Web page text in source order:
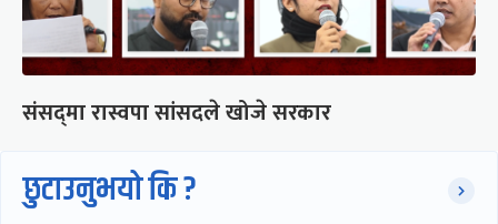
संसद्‍मा रास्वपा सांसदले खोजे सरकार
छुटाउनुभयो कि ?